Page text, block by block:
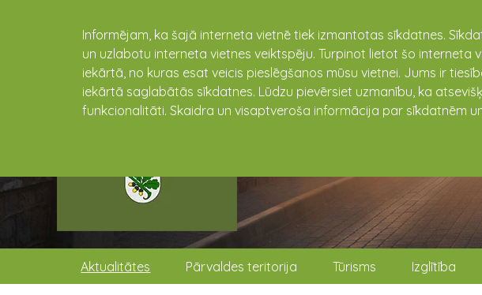
Informējam, ka šajā interneta vietnē tiek izmantotas sīkdatnes.
un uzlabotu interneta vietnes veiktspēju. Turpinot lietot šo
iekārtā, no kuras esat veicis pieslēgšanos mūsu vietnei. Jums ir
iekārtā saglabātās sīkdatnes. Lūdzu pievērsiet uzmanību, ka
funkcionalitāti. Skaidra un visaptveroša informācija par sīkdatnēm
Aktualitātes Pārvaldes teritorija Tūrisms Izglītība